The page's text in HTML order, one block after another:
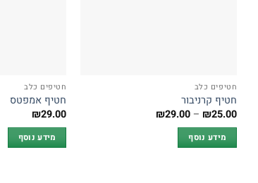
חטיפים כלב
חטיף קרניבור
₪25.00
–
₪29.00 טווח
מידע נוסף
חטיפים כלב
חטיף אמפטס
₪29.00
מידע נוסף